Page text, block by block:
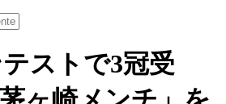
ストで3冠受